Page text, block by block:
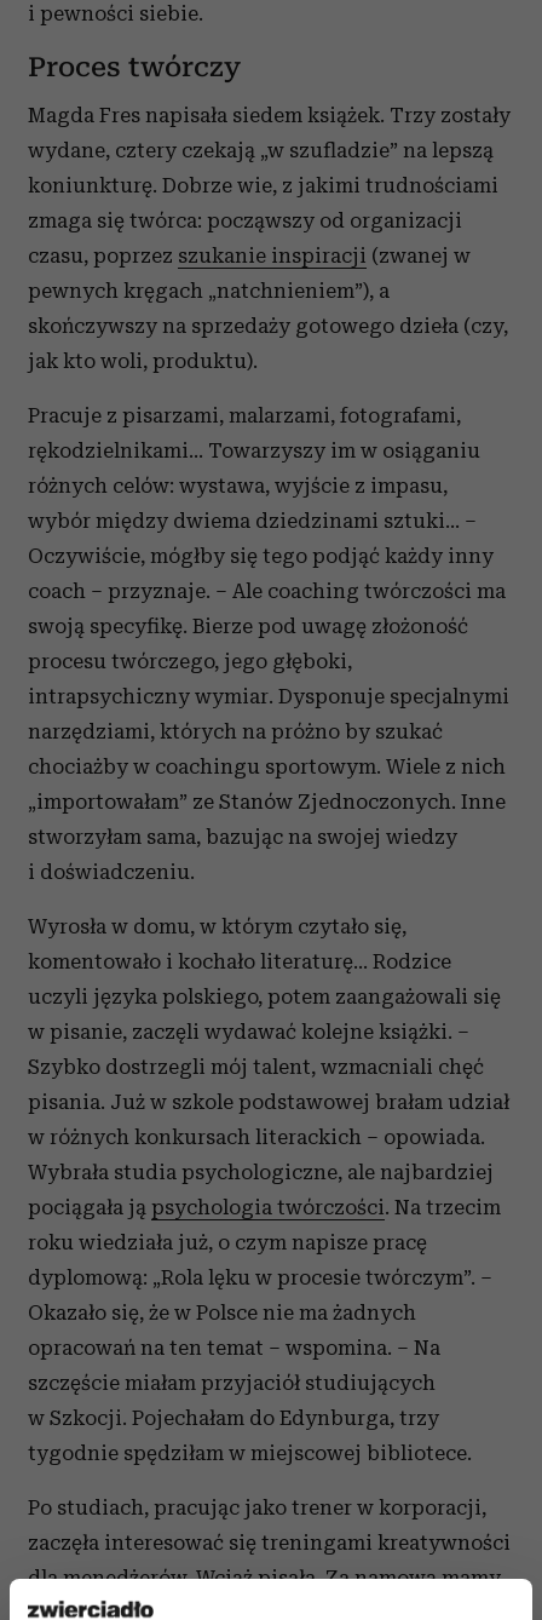
i pewności siebie.
Proces twórczy
Magda Fres napisała siedem książek. Trzy zostały
wydane, cztery czekają „w szufladzie” na lepszą
koniunkturę. Dobrze wie, z jakimi trudnościami
zmaga się twórca: począwszy od organizacji
czasu, poprzez szukanie inspiracji (zwanej w
pewnych kręgach „natchnieniem”), a
skończywszy na sprzedaży gotowego dzieła (czy,
jak kto woli, produktu).
Pracuje z pisarzami, malarzami, fotografami,
rękodzielnikami... Towarzyszy im w osiąganiu
różnych celów: wystawa, wyjście z impasu,
wybór między dwiema dziedzinami sztuki... –
Oczywiście, mógłby się tego podjąć każdy inny
coach – przyznaje. – Ale coaching twórczości ma
swoją specyfikę. Bierze pod uwagę złożoność
procesu twórczego, jego głęboki,
intrapsychiczny wymiar. Dysponuje specjalnymi
narzędziami, których na próżno by szukać
chociażby w coachingu sportowym. Wiele z nich
„importowałam” ze Stanów Zjednoczonych. Inne
stworzyłam sama, bazując na swojej wiedzy
i doświadczeniu.
Wyrosła w domu, w którym czytało się,
komentowało i kochało literaturę... Rodzice
uczyli języka polskiego, potem zaangażowali się
w pisanie, zaczęli wydawać kolejne książki. –
Szybko dostrzegli mój talent, wzmacniali chęć
pisania. Już w szkole podstawowej brałam udział
w różnych konkursach literackich – opowiada.
Wybrała studia psychologiczne, ale najbardziej
pociągała ją psychologia twórczości. Na trzecim
roku wiedziała już, o czym napisze pracę
dyplomową: „Rola lęku w procesie twórczym”. –
Okazało się, że w Polsce nie ma żadnych
opracowań na ten temat – wspomina. – Na
szczęście miałam przyjaciół studiujących
w Szkocji. Pojechałam do Edynburga, trzy
tygodnie spędziłam w miejscowej bibliotece.
Po studiach, pracując jako trener w korporacji,
zaczęła interesować się treningami kreatywności
dla menedżerów. Wciąż pisała. Za namową mamy
zebrała opowiadania i 10 lat temu wydała „Do